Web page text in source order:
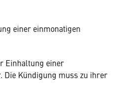
einer einmonatigen
Einhaltung einer
Die Kündigung muss zu ihrer